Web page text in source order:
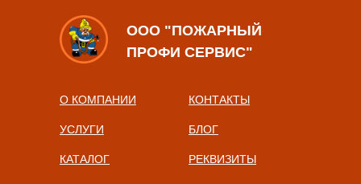
ООО "ПОЖАРНЫЙ
ПРОФИ СЕРВИС"
О КОМПАНИИ
УСЛУГИ
КАТАЛОГ
КОНТАКТЫ
РЕКВИЗИТЫ
БЛОГ